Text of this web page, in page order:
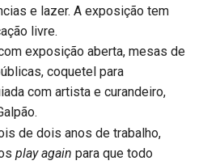
e lazer. A exposição tem
livre.
exposição aberta, mesas de
coquetel para
com artista e curandeiro,
de dois anos de trabalho,
play again para que todo